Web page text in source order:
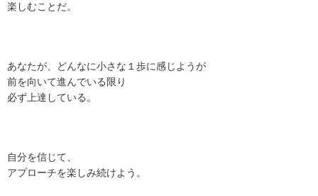
楽しむことだ。
あなたが、どんなに小さな１歩に感じようが
前を向いて進んでいる限り
必ず上達している。
自分を信じて、
アプローチを楽しみ続けよう。